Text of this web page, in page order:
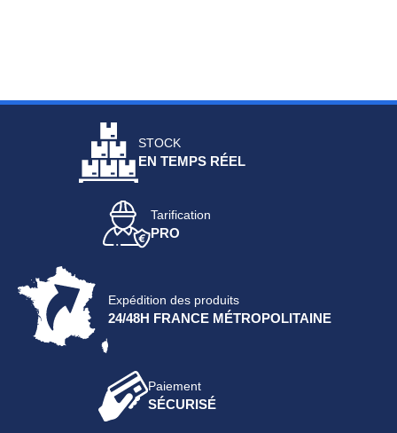
STOCK
EN TEMPS RÉEL
Tarification
PRO
Expédition des produits
24/48H FRANCE MÉTROPOLITAINE
Paiement
SÉCURISÉ